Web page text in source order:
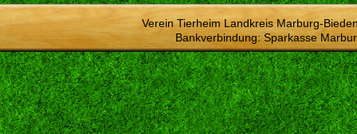
Verein Tierheim Landkreis Marburg-
Bankverbindung: Sparkasse